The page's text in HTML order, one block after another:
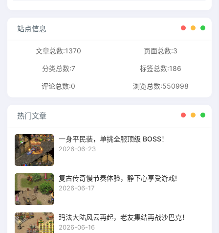
站点信息
文章总数:1370 页面总数:3
分类总数:7 标签总数:186
评论总数:0 浏览总数:550998
热门文章
一身平民装，单挑全服顶级 BOSS！
2026-06-23
复古传奇慢节奏体验，静下心享受游戏!
2026-06-17
玛法大陆风云再起，老友集结再战沙巴克！
2026-06-16